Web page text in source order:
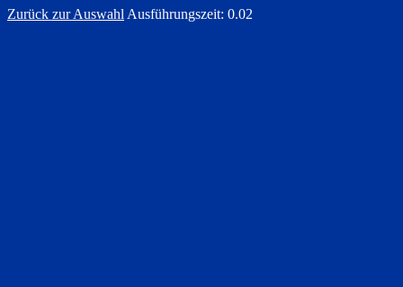
Zurück zur Auswahl Ausführungszeit: 0.02